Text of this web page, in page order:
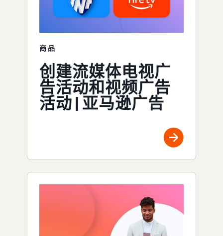
商品
创建流媒体电视广
告活动和视频广告
活动 | 亚马逊广告